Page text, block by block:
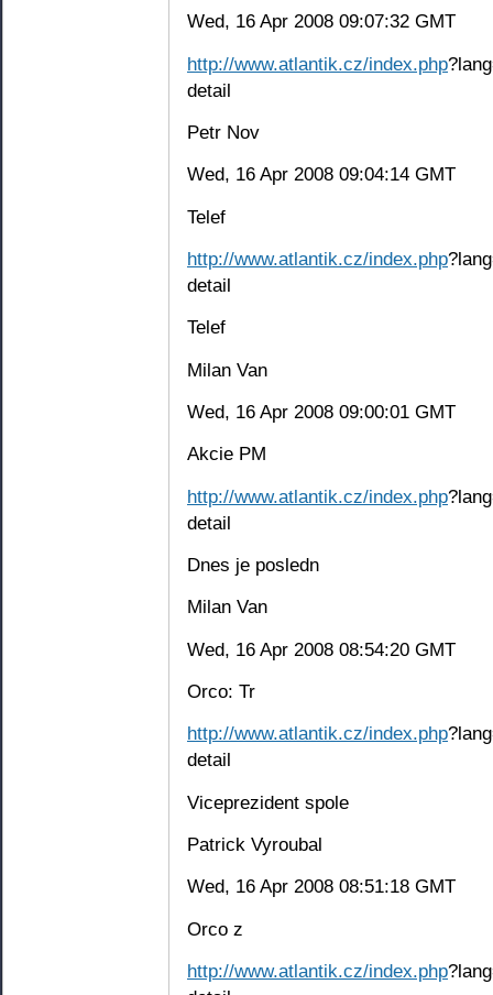
Wed, 16 Apr 2008 09:07:32 GMT
http://www.atlantik.cz/index.php
detail
Petr Nov
Wed, 16 Apr 2008 09:04:14 GMT
Telef
http://www.atlantik.cz/index.php
detail
Telef
Milan Van
Wed, 16 Apr 2008 09:00:01 GMT
Akcie PM
http://www.atlantik.cz/index.php
detail
Dnes je posledn
Milan Van
Wed, 16 Apr 2008 08:54:20 GMT
Orco: Tr
http://www.atlantik.cz/index.php
detail
Viceprezident spole
Patrick Vyroubal
Wed, 16 Apr 2008 08:51:18 GMT
Orco z
http://www.atlantik.cz/index.php